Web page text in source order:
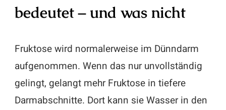
bedeutet – und was nicht
Fruktose wird normalerweise im Dünndarm
aufgenommen. Wenn das nur unvollständig
gelingt, gelangt mehr Fruktose in tiefere
Darmabschnitte. Dort kann sie Wasser in den